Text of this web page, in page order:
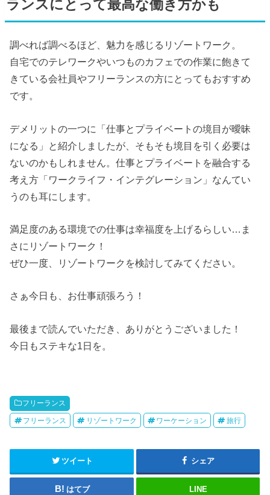
ランスにとって最高な働き方かも
調べれば調べるほど、魅力を感じるリゾートワーク。
自宅でのテレワークやいつものカフェでの作業に飽きて
きている会社員やフリーランスの方にとってもおすすめ
です。
デメリットの一つに「仕事とプライベートの境目が曖昧
になる」と紹介しましたが、そもそも境目を引く必要は
ないのかもしれません。仕事とプライベートを融合する
考え方「ワークライフ・インテグレーション」なんてい
うのも耳にします。
満足度のある環境での仕事は幸福度を上げるらしい…ま
さにリゾートワーク！
ぜひ一度、リゾートワークを検討してみてください。
さぁ今日も、お仕事頑張ろう！
最後まで読んでいただき、ありがとうございました！
今日もステキな1日を。
フリーランス
フリーランス リゾートワーク ワーケーション 旅行
ツイート シェア
はてブ LINE